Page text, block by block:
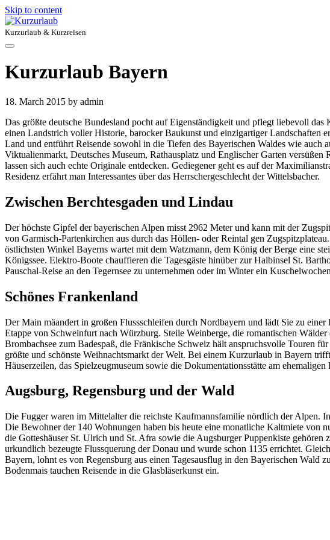
Skip to content
Kurzurlaub & Kurzreisen
Kurzurlaub Bayern
18. March 2015 by admin
Das größte deutsche Bundesland pocht auf Eigenständigkeit und pflegt liebevoll
einen Landstrich voller Historie, barocker Baukunst und einzigartiger Landschaften
Land und entführt Reisende sowohl in die Tiefen des Bayerischen Waldes wie
Viktualienmarkt, Deutsches Museum, Rathausplatz und Englischer Garten
lassen sich auch echte Originale entdecken. Gediegener geht es auf der
Residenz erfährt man Interessantes über das Herrschergeschlecht der Wittelsbacher.
Zwischen Berchtesgaden und Lindau
Der höchste Gipfel der bayerischen Alpen misst 2962 Meter und kann mit der
von Garmisch-Partenkirchen aus durch das Höllen- oder Reintal gen
östlichsten Winkel Bayerns wartet mit dem Watzmann, dem König der Berge eine
Königssee. Elektro-Boote chauffieren die Tagesgäste hinüber zur Halbinsel St.
Pauschal-Reise an den Tegernsee zu unternehmen oder im Winter ein
Schönes Frankenland
Der Main mäandert in großen Flussschleifen durch Nordbayern und lädt Sie zu
Etappe von Schweinfurt nach Würzburg. Steile Weinberge, die romantischen
Brombachsee zum Badespaß, die Fränkische Schweiz hält anspruchsvolle Touren
größte und schönste Weihnachtsmarkt der Welt. Bei einem Kurzurlaub in Bayern
Häuserzeilen, das Spielzeugmuseum sowie die Dokumentationsstätte am
Augsburg, Regensburg und der Wald
Die Fugger waren im Mittelalter die reichste Kaufmannsfamilie nördlich der Alpen.
Die Bewohner der 140 Wohnungen haben bis heute eine monatliche Kaltmiete von
die Gotteshäuser St. Ulrich und St. Afra sowie die Augsburger Puppenkiste
urkundlich bezeugte Flussquerung der Donau und wurde schon 1135 errichtet.
Bayern, lohnt es von Regensburg aus einen Tagesausflug in den Bayerischen
Bodenmais tauchen Reisende in die Glasbläserkunst ein.